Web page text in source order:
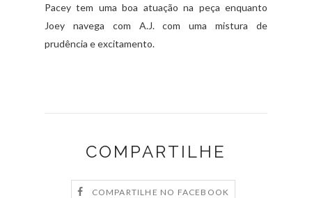
Pacey tem uma boa atuação na peça enquanto
Joey navega com A.J. com uma mistura de
prudência e excitamento.
COMPARTILHE
COMPARTILHE NO FACEBOOK